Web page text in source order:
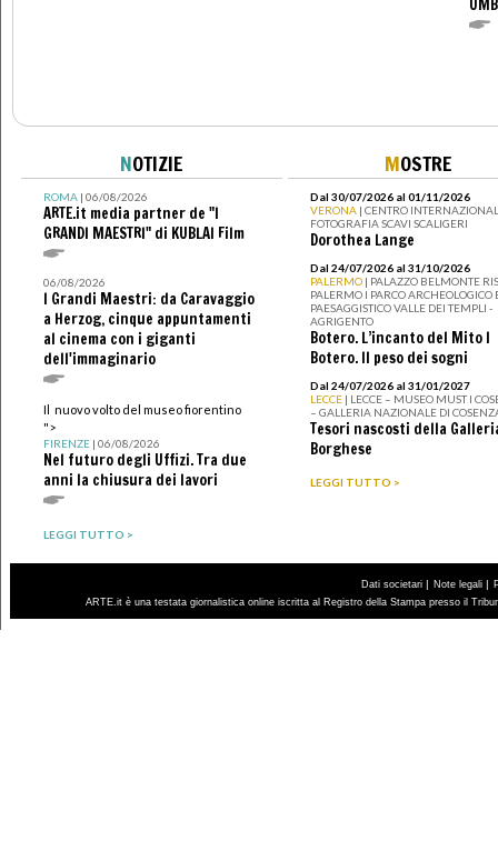
NOTIZIE
ROMA| 06/08/2026
ARTE.it media partner de "I
GRANDI MAESTRI" di KUBLAI Film
06/08/2026
I Grandi Maestri: da Caravaggio
a Herzog, cinque appuntamenti
al cinema con i giganti
dell'immaginario
Il nuovo volto del museo fiorentino
">
FIRENZE| 06/08/2026
Nel futuro degli Uffizi. Tra due
anni la chiusura dei lavori
LEGGI TUTTO >
MOSTRE
Dal 30/07/2026 al 01/11/2026
VERONA | CENTRO
FOTOGRAFIA SCAVI SCALIGERI
Dorothea Lange
Dal 24/07/2026 al 31/10/2026
PALERMO | PALAZZO BELMONTE
PALERMO I PARCO ARCHEOLOGICO
PAESAGGISTICO VALLE DEI TEMPLI -
AGRIGENTO
Botero. L’incanto del Mito I
Botero. Il peso dei sogni
Dal 24/07/2026 al 31/01/2027
LECCE | LECCE – MUSEO MUST I
– GALLERIA NAZIONALE DI
Tesori nascosti della
Borghese
LEGGI TUTTO >
Dati societari | Note legali |
ARTE.it è una testata giornalistica online iscritta al Registro della Stampa presso il